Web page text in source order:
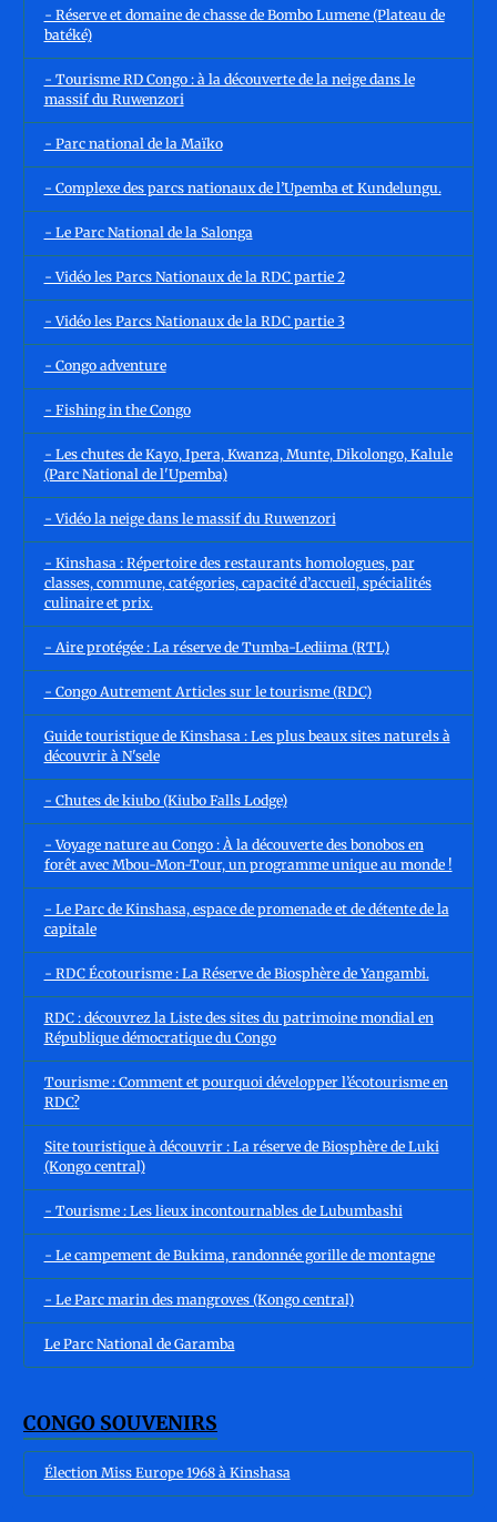
- Réserve et domaine de chasse de Bombo Lumene (Plateau de
batéké)
- Tourisme RD Congo : à la découverte de la neige dans le
massif du Ruwenzori
- Parc national de la Maïko
- Complexe des parcs nationaux de l’Upemba et Kundelungu.
- Le Parc National de la Salonga
- Vidéo les Parcs Nationaux de la RDC partie 2
- Vidéo les Parcs Nationaux de la RDC partie 3
- Congo adventure
- Fishing in the Congo
- Les chutes de Kayo, Ipera, Kwanza, Munte, Dikolongo, Kalule
(Parc National de l'Upemba)
- Vidéo la neige dans le massif du Ruwenzori
- Kinshasa : Répertoire des restaurants homologues, par
classes, commune, catégories, capacité d’accueil, spécialités
culinaire et prix.
- Aire protégée : La réserve de Tumba-Lediima (RTL)
- Congo Autrement Articles sur le tourisme (RDC)
Guide touristique de Kinshasa : Les plus beaux sites naturels à
découvrir à N'sele
- Chutes de kiubo (Kiubo Falls Lodge)
- Voyage nature au Congo : À la découverte des bonobos en
forêt avec Mbou-Mon-Tour, un programme unique au monde !
- Le Parc de Kinshasa, espace de promenade et de détente de la
capitale
- RDC Écotourisme : La Réserve de Biosphère de Yangambi.
RDC : découvrez la Liste des sites du patrimoine mondial en
République démocratique du Congo
Tourisme : Comment et pourquoi développer l’écotourisme en
RDC?
Site touristique à découvrir : La réserve de Biosphère de Luki
(Kongo central)
- Tourisme : Les lieux incontournables de Lubumbashi
- Le campement de Bukima, randonnée gorille de montagne
- Le Parc marin des mangroves (Kongo central)
Le Parc National de Garamba
CONGO SOUVENIRS
Élection Miss Europe 1968 à Kinshasa